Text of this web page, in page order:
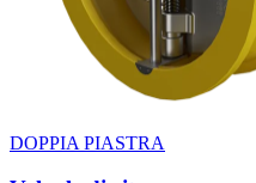
DOPPIA PIASTRA